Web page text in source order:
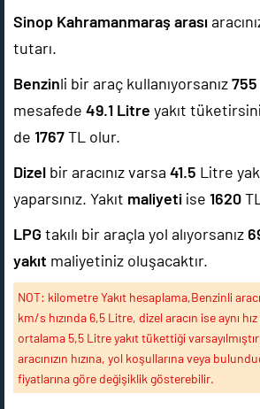
Sinop Kahramanmaraş arası
tutarı.
Benzinli bir araç kullanıyorsanız755
mesafede 49.1 Litre yakıt
de 1767TL olur.
Dizel bir aracınız varsa 41.5 Litre
yaparsınız. Yakıt maliyeti ise 1620
LPG takılı bir araçla yol alıyorsanız
yakıt maliyetiniz oluşacaktır.
NOT: kilometre Yakıt hesaplama,Benzinli
km/s hızında 6,5 Litre, dizel aracın ise aynı
ortalama 5,5 Litre yakıt tükettiği
aracınızın hızına, yol koşullarına veya
fiyatlarına göre değişiklik gösterebilir.